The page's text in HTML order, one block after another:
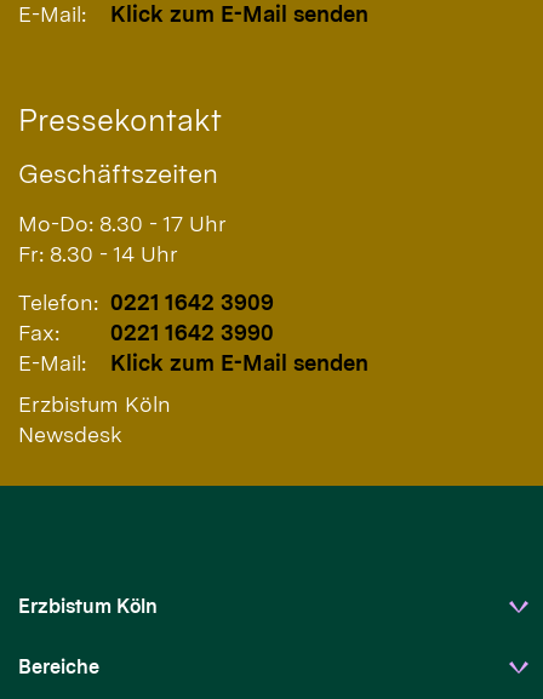
E-Mail:
Klick zum E-Mail senden
Pressekontakt
Geschäftszeiten
Mo-Do: 8.30 - 17 Uhr
Fr: 8.30 - 14 Uhr
Telefon: 0221 1642 3909
Fax:
0221 1642 3990
E-Mail:
Klick zum E-Mail senden
Erzbistum Köln
Newsdesk
Erzbistum Köln
Bereiche